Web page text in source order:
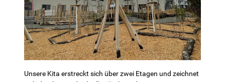
Unsere Kita erstreckt sich über zwei Etagen und zeichnet